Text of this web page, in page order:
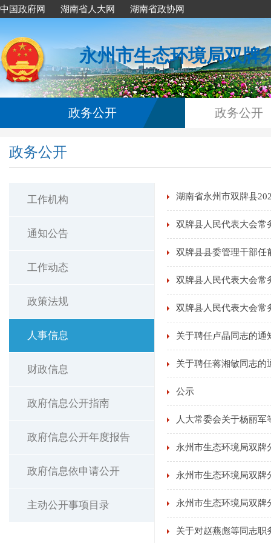
中国政府网 湖南省人大网 湖南省政协网
永州市生态环境局双牌
政务公开 政务公开
政务公开
工作机构
通知公告
工作动态
政策法规
人事信息
财政信息
政府信息公开指南
政府信息公开年度报告
政府信息依申请公开
主动公开事项目录
湖南省永州市双牌县
双牌县人民代表大会常
双牌县县委管理干部任
双牌县人民代表大会常
双牌县人民代表大会常
关于聘任卢晶同志的通
关于聘任蒋湘敏同志的
公示
人大常委会关于杨丽
永州市生态环境局双牌
永州市生态环境局双牌
永州市生态环境局双牌
关于对赵燕彪等同志职